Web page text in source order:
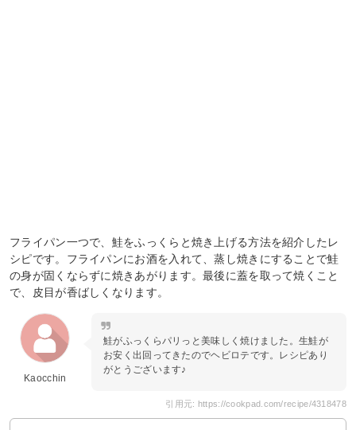
フライパン一つで、鮭をふっくらと焼き上げる方法を紹介したレ
シピです。フライパンにお酒を入れて、蒸し焼きにすることで鮭
の身が固くならずに焼きあがります。最後に蓋を取って焼くこと
で、皮目が香ばしくなります。
Kaocchin
鮭がふっくらパリっと美味しく焼けました。生鮭が
お安く出回ってきたのでヘビロテです。レシピあり
がとうございます♪
引用元: https://cookpad.com/recipe/4318478